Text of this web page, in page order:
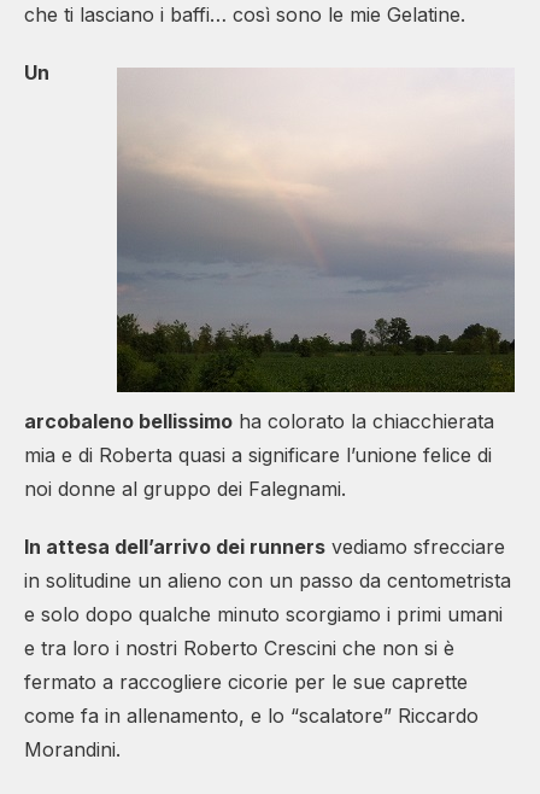
che ti lasciano i baffi… così sono le mie Gelatine.
Un
arcobaleno bellissimo ha colorato la chiacchierata
mia e di Roberta quasi a significare l’unione felice di
noi donne al gruppo dei Falegnami.
In attesa dell’arrivo dei runners vediamo sfrecciare
in solitudine un alieno con un passo da centometrista
e solo dopo qualche minuto scorgiamo i primi umani
e tra loro i nostri Roberto Crescini che non si è
fermato a raccogliere cicorie per le sue caprette
come fa in allenamento, e lo “scalatore” Riccardo
Morandini.